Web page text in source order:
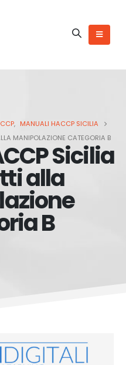
, MANUALI HACCP SICILIA
MANIPOLAZIONE CATEGORIA B
Sicilia
alla
B